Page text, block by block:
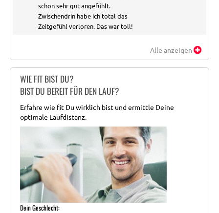
schon sehr gut angefühlt.
Zwischendrin habe ich total das
Zeitgefühl verloren. Das war toll!
Alle anzeigen
WIE FIT BIST DU?
BIST DU BEREIT FÜR DEN LAUF?
Erfahre wie fit Du wirklich bist und ermittle Deine
optimale Laufdistanz.
Dein Geschlecht: